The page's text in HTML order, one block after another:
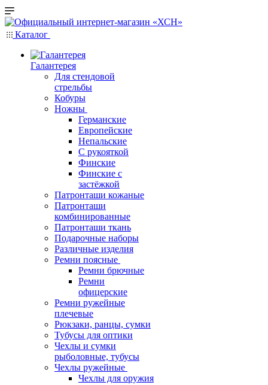
Каталог
Галантерея
Для стендовой
стрельбы
Кобуры
Ножны
Германские
Европейские
Непальские
С рукояткой
Финские
Финские с
застёжкой
Патронташи кожаные
Патронташи
комбинированные
Патронташи ткань
Подарочные наборы
Различные изделия
Ремни поясные
Ремни брючные
Ремни
офицерские
Ремни ружейные
плечевые
Рюкзаки, ранцы, сумки
Тубусы для оптики
Чехлы и сумки
рыболовные, тубусы
Чехлы ружейные
Чехлы для оружия